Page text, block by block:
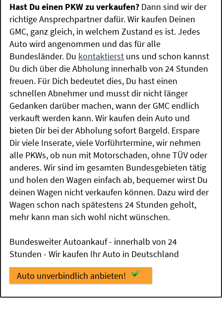
Hast Du einen PKW zu verkaufen? Dann sind wir der
richtige Ansprechpartner dafür. Wir kaufen Deinen
GMC, ganz gleich, in welchem Zustand es ist. Jedes
Auto wird angenommen und das für alle
Bundesländer. Du kontaktierst uns und schon kannst
Du dich über die Abholung innerhalb von 24 Stunden
freuen. Für Dich bedeutet dies, Du hast einen
schnellen Abnehmer und musst dir nicht länger
Gedanken darüber machen, wann der GMC endlich
verkauft werden kann. Wir kaufen dein Auto und
bieten Dir bei der Abholung sofort Bargeld. Erspare
Dir viele Inserate, viele Vorführtermine, wir nehmen
alle PKWs, ob nun mit Motorschaden, ohne TÜV oder
anderes. Wir sind im gesamten Bundesgebieten tätig
und holen den Wagen einfach ab, bequemer wirst Du
deinen Wagen nicht verkaufen können. Dazu wird der
Wagen schon nach spätestens 24 Stunden geholt,
mehr kann man sich wohl nicht wünschen.
Bundesweiter Autoankauf - innerhalb von 24
Stunden - Wir kaufen Ihr Auto in Deutschland
Auto unverbindlich anbieten!